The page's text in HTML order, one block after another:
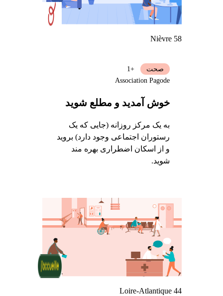
Nièvre 58
خوش آمدید و مطلع شوید
به یک مرکز روزانه (جایی که یک
رستوران اجتماعی وجود دارد) بروید
و از اسکان اضطراری بهره مند
شوید.
صحت
+1
Association Pagode
Loire-Atlantique 44